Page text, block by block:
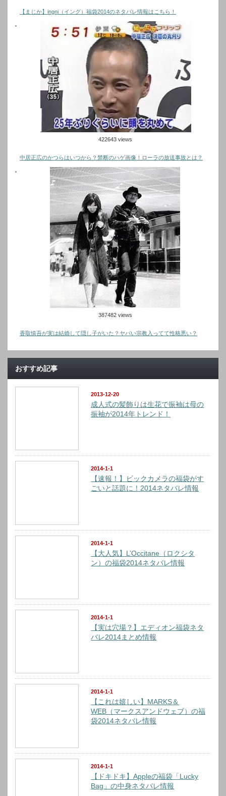
【まじか】ingni（イング）福袋2014のネタバレ情報はこちら！
422643 views
中居正広のかつらはいつから？禁断のハゲ画像！ローラの放送事故とは？
387482 views
香取慎吾が実は結婚して隠し子がいた？ヤバい宗教入ってて性格悪い？
おすすめ記事
2013-12-20
成人式の髪飾りは生花で振袖は母の
振袖が2014年トレンド！
2014-1-1
【速報！】ビックカメラの福袋がす
ごいと話題に！2014ネタバレ情報
2014-1-1
【大人気】L’Occitane（ロクシタ
ン）の福袋2014ネタバレ情報
2014-1-1
【実は穴場？】エディオン福袋ネタ
バレ2014まとめ情報
2014-1-1
【これは嬉しい】MARKS＆
WEB（マークスアンドウェブ）の福
袋2014ネタバレ情報
2014-1-1
【ドキドキ】Appleの福袋「Lucky
Bag」の中身ネタバレ情報